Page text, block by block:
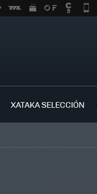
XATAKA SELECCIÓN